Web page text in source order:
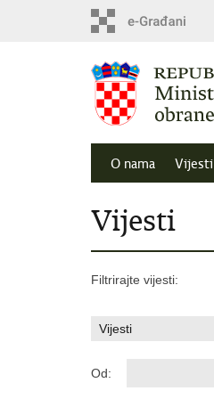
O nama Vijesti
Vijesti
Filtrirajte vijesti:
Od: